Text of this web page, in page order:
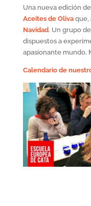
Una nueva edición
Aceites de Olivaque,
Navidad. Un grupo
dispuestos a
apasionante mundo.
Calendario de